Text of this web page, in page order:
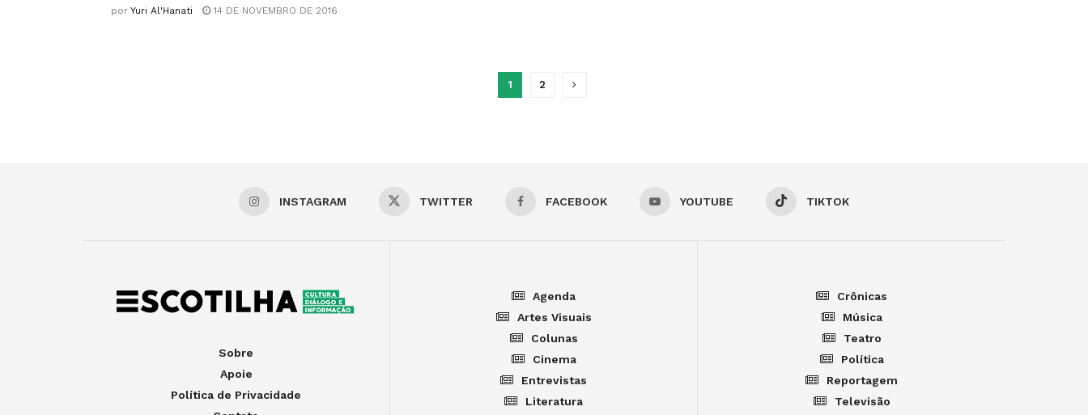
por Yuri Al'Hanati 14 DE NOVEMBRO DE 2016
1 2
INSTAGRAM TWITTER FACEBOOK YOUTUBE TIKTOK
Sobre
Apoie
Política de Privacidade
Agenda
Artes Visuais
Colunas
Cinema
Entrevistas
Literatura
Crônicas
Música
Teatro
Política
Reportagem
Televisão